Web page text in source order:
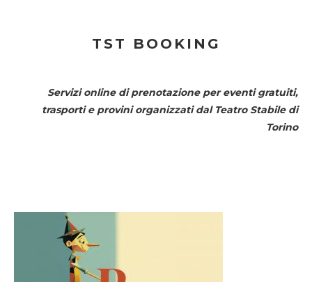
TST BOOKING
Servizi online di prenotazione per eventi gratuiti,
trasporti e provini organizzati dal Teatro Stabile di
Torino